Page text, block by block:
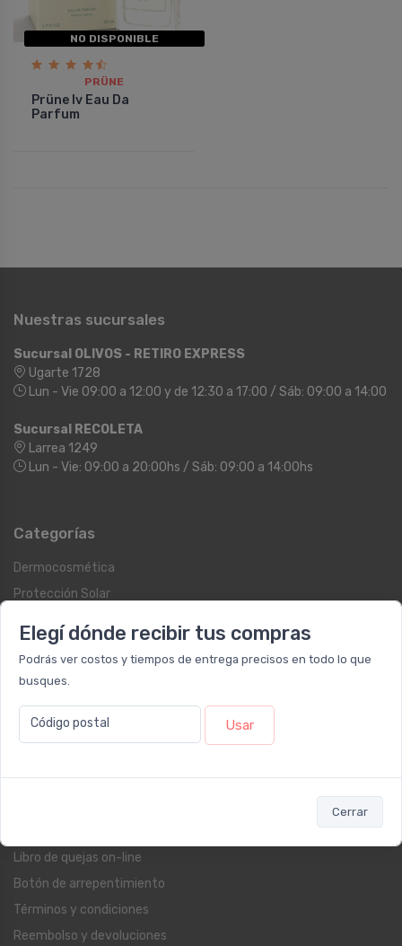
Elegí dónde recibir tus compras
Podrás ver costos y tiempos de entrega precisos en todo lo que
busques.
Código postal Usar
Cerrar
NO DISPONIBLE
PRÜNE
Prüne Iv Eau Da
Parfum
Nuestras sucursales
Sucursal OLIVOS - RETIRO EXPRESS
Ugarte 1728
Lun - Vie 09:00 a 12:00 y de 12:30 a 17:00 / Sáb: 09:00 a 14:00
Sucursal RECOLETA
Larrea 1249
Lun - Vie: 09:00 a 20:00hs / Sáb: 09:00 a 14:00hs
Categorías
Dermocosmética
Protección Solar
Cuidado Personal
Blog
Libro de quejas on-line
Botón de arrepentimiento
Términos y condiciones
Reembolso y devoluciones